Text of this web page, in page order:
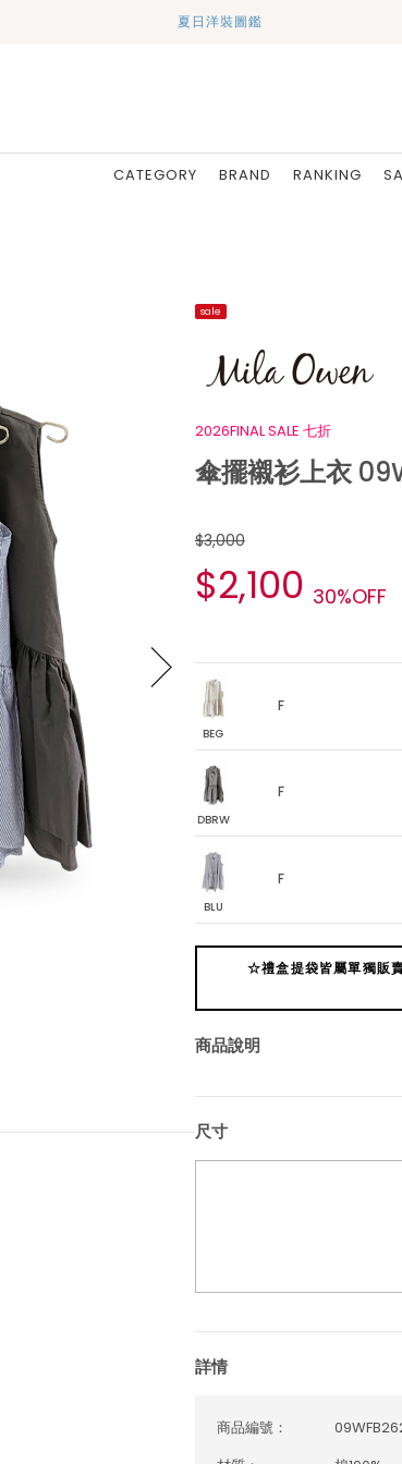
夏日洋裝圖鑑
CATEGORY BRAND RANKING
sale
2026FINAL SALE 七折
傘擺襯衫上衣
$3,000
$2,100 30%OFF
BEG
F
DBRW
F
BLU
F
☆禮盒提袋皆屬單獨販
商品說明
尺寸
詳情
商品編號：